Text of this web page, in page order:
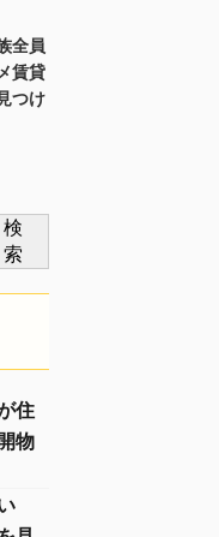
全員
賃貸
つけ
検
索
住
物